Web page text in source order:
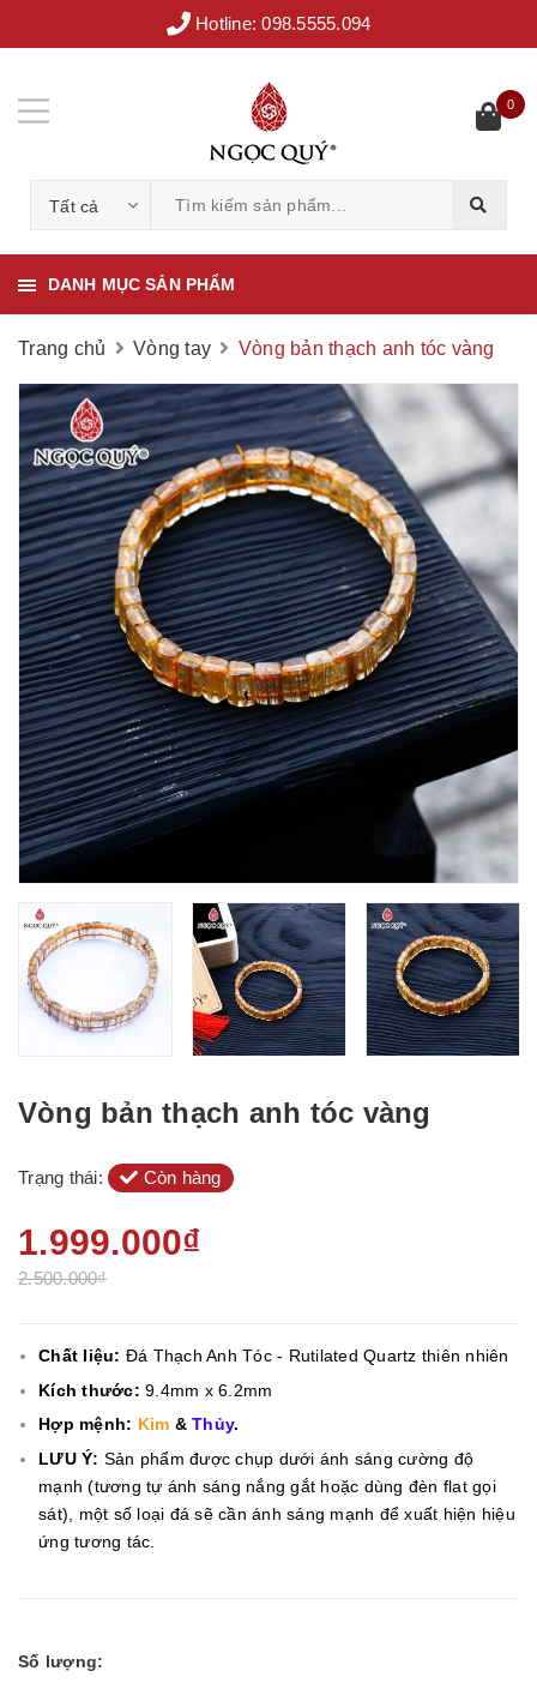
Hotline:098.5555.094
Tất cả
0
DANH MỤC SẢN PHẨM
Trang chủ Vòng tay Vòng bản thạch anh tóc vàng
Vòng bản thạch anh tóc vàng
Trạng thái: Còn hàng
1.999.000₫
2.500.000₫
Chất liệu: Đá Thạch Anh Tóc - Rutilated Quartz thiên nhiên
Kích thước: 9.4mm x 6.2mm
Hợp mệnh: Kim & Thủy.
LƯU Ý: Sản phẩm được chụp dưới ánh sáng cường độ
mạnh (tương tự ánh sáng nắng gắt hoặc dùng đèn flat gọi
sát), một số loại đá sẽ cần ánh sáng mạnh để xuất hiện hiệu
ứng tương tác.
Số lượng: